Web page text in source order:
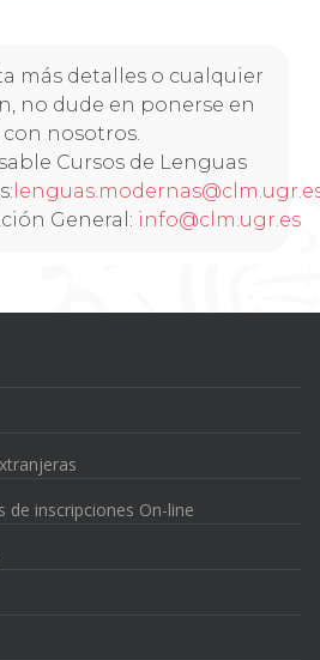
más detalles o cualquier
no dude en ponerse en
nosotros.
Cursos de Lenguas
General: info@clm.ugr.es
de inscripciones On-line